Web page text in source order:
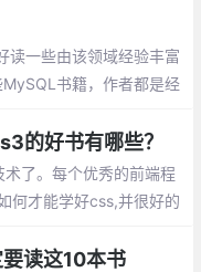
读一些由该领域经验丰富
书籍，作者都是经
的好书有哪些？
了。每个优秀的前端程
何才能学好css,并很好的
读这10本书